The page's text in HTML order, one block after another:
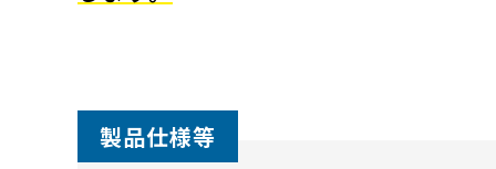
製品仕様等